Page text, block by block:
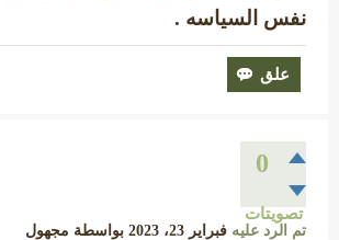
نفس السياسه .
0
تصويتات
تم الرد عليه فبراير 23، 2023 بواسطة مجهول